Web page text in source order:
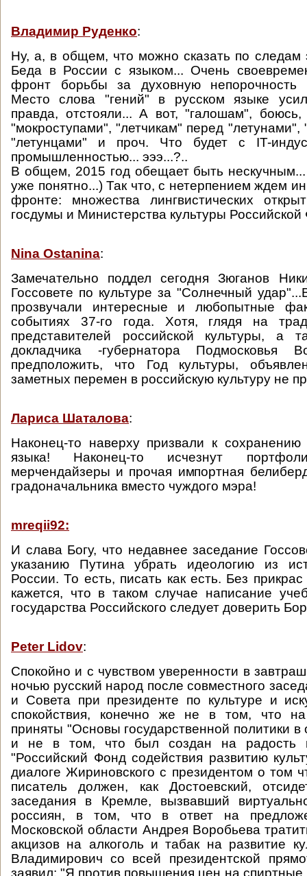
Владимир Руденко:
Ну, а, в общем, что можно сказать по следам
Беда в России с языком... Очень
фронт борьбы за духовную непорочность
Место слова "гений" в русском языке
правда, отстояли... А вот, "галошам",
"мокроступами", "летчикам" перед
"летунцами" и проч. Что будет с IT-
промышленностью... эээ...?..
В общем, 2015 год обещает быть
уже понятно...) Так что, с нетерпением ждем
фронте: множества лингвистических
госдумы и Министерства культуры
Nina Ostanina:
Замечательно поддел сегодня Зюганов
Госсовете по культуре за "Солнечный
прозвучали интересные и любопытные
событиях 37-го года. Хотя, глядя на
представителей российской культуры, а
докладчика -губернатора Подмосковья
предположить, что Год культуры,
заметных перемен в российскую культуру не
Лариса Шаталова:
Наконец-то наверху призвали к сохранению
языка! Наконец-то исчезнут
мерчендайзеры и прочая импортная
градоначальника вместо чуждого мэра!
mreqii92:
И слава Богу, что недавнее заседание
указанию Путина убрать идеологию из
России. То есть, писать как есть. Без
кажется, что в таком случае написание
государства Российского следует доверить
Peter Lidov:
Спокойно и с чувством уверенности в
ночью русский народ после совместного
и Совета при президенте по культуре и
спокойствия, конечно же не в том, что
приняты "Основы государственной политики в
и не в том, что был создан на радость
"Российский Фонд содействия развитию
диалоге Жириновского с президентом о том
писатель должен, как Достоевский,
заседания в Кремле, вызвавший
россиян, в том, что в ответ на
Московской области Андрея Воробьева
акцизов на алкоголь и табак на развитие
Владимирович со всей президентской
заявил: "Я против повышения цен на спиртные